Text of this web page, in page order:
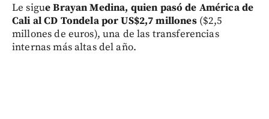
Le sigue Brayan Medina, quien pasó de América de
Cali al CD Tondela por US$2,7 millones($2,5
millones de euros), una de las transferencias
internas más altas del año.